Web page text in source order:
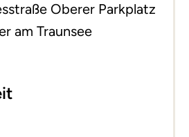
Oberer Parkplatz
am Traunsee